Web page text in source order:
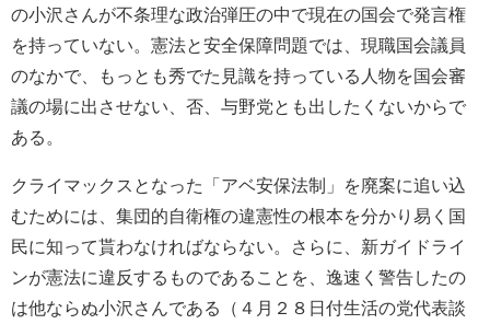
の小沢さんが不条理な政治弾圧の中で現在の国会で発言権
を持っていない。憲法と安全保障問題では、現職国会議員
のなかで、もっとも秀でた見識を持っている人物を国会審
議の場に出させない、否、与野党とも出したくないからで
ある。
クライマックスとなった「アベ安保法制」を廃案に追い込
むためには、集団的自衛権の違憲性の根本を分かり易く国
民に知って貰わなければならない。さらに、新ガイドライ
ンが憲法に違反するものであることを、逸速く警告したの
は他ならぬ小沢さんである（４月２８日付生活の党代表談